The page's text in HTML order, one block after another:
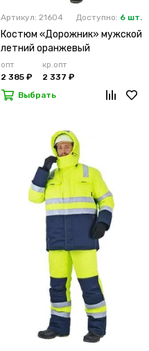
Артикул: 21604 Доступно: 6 шт.
Костюм «Дорожник» мужской
летний оранжевый
опт
2 385 ₽
кр.опт
2 337 ₽
Выбрать